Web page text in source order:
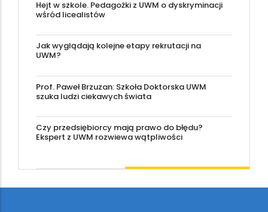
Hejt w szkole. Pedagożki z UWM o dyskryminacji
wśród licealistów
Jak wyglądają kolejne etapy rekrutacji na
UWM?
Prof. Paweł Brzuzan: Szkoła Doktorska UWM
szuka ludzi ciekawych świata
Czy przedsiębiorcy mają prawo do błędu?
Ekspert z UWM rozwiewa wątpliwości